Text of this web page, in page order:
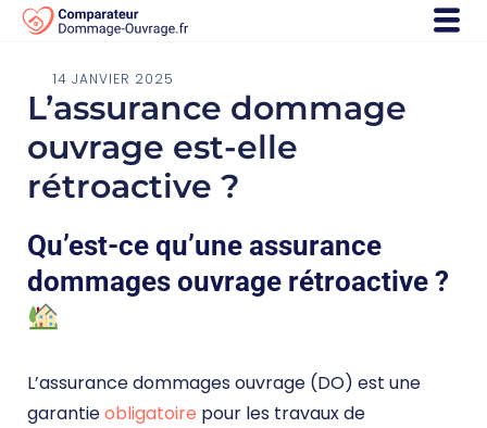
14 JANVIER 2025
L’assurance dommage
ouvrage est-elle
rétroactive ?
Qu’est-ce qu’une assurance
dommages ouvrage rétroactive ?
L’assurance dommages ouvrage (DO) est une
garantieobligatoire pour les travaux de